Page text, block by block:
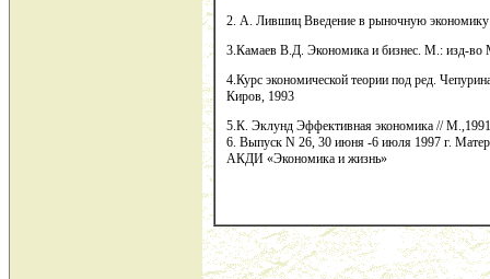
2. А. Лившиц Введение в рыночную
3.Камаев В.Д. Экономика и бизнес. М.: изд-
4.Курс экономической теории под ред.
Киров, 1993
5.К. Эклунд Эффективная экономика // М.,1991
6. Выпуск N 26, 30 июня -6 июля 1997 г.
АКДИ «Экономика и жизнь»